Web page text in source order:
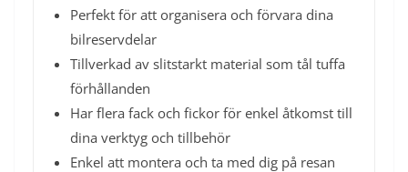
Perfekt för att organisera och förvara dina
bilreservdelar
Tillverkad av slitstarkt material som tål tuffa
förhållanden
Har flera fack och fickor för enkel åtkomst till
dina verktyg och tillbehör
Enkel att montera och ta med dig på resan